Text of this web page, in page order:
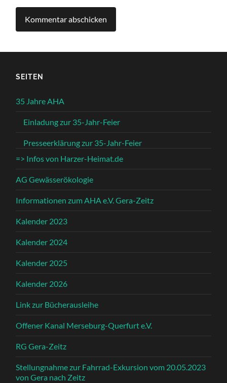
SEITEN
35 Jahre AHA
Einladung zur 35-Jahr-Feier
Presseerklärung zur 35-Jahr-Feier
=> Infos von Harzer-Heimat.de
AG Gewässerökologie
Informationen zum AHA e.V. Gera-Zeitz
Kalender 2023
Kalender 2024
Kalender 2025
Kalender 2026
Link zur Bücherausleihe
Offener Kanal Merseburg-Querfurt e.V.
RG Gera-Zeitz
Stellungnahme zur Fahrrad-Exkursion vom 20.05.2023
von Gera nach Zeitz